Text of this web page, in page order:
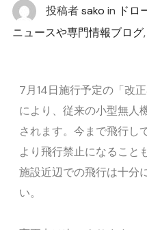
投稿者sako in ドロ
ニュースや専門情報ブログ,
7月14日施行予定の「改
により、従来の小型無人
されます。今まで飛行し
より飛行禁止になること
施設近辺での飛行は十分
い。